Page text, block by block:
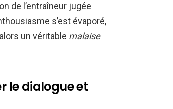
de l’entraîneur jugée
s’est évaporé,
un véritable malaise
le dialogue et